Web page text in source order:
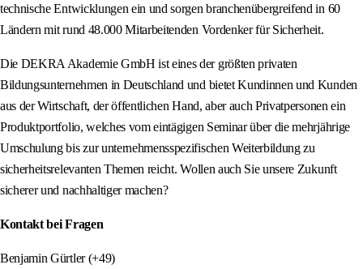
technische Entwicklungen ein und sorgen branchenübergreifend in 60
Ländern mit rund 48.000 Mitarbeitenden Vordenker für Sicherheit.
Die DEKRA Akademie GmbH ist eines der größten privaten
Bildungsunternehmen in Deutschland und bietet Kundinnen und Kunden
aus der Wirtschaft, der öffentlichen Hand, aber auch Privatpersonen ein
Produktportfolio, welches vom eintägigen Seminar über die mehrjährige
Umschulung bis zur unternehmensspezifischen Weiterbildung zu
sicherheitsrelevanten Themen reicht. Wollen auch Sie unsere Zukunft
sicherer und nachhaltiger machen?
Kontakt bei Fragen
Benjamin Gürtler (+49)